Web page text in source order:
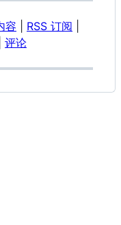
容 RSS 订阅
评论